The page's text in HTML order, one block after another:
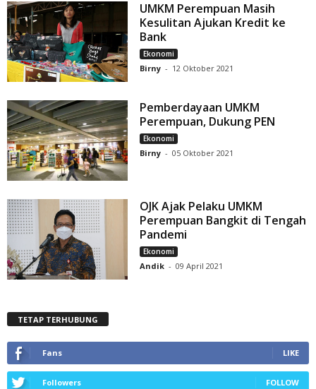
UMKM Perempuan Masih
Kesulitan Ajukan Kredit ke
Bank
Ekonomi
Birny - 12 Oktober 2021
Pemberdayaan UMKM
Perempuan, Dukung PEN
Ekonomi
Birny - 05 Oktober 2021
OJK Ajak Pelaku UMKM
Perempuan Bangkit di Tengah
Pandemi
Ekonomi
Andik - 09 April 2021
TETAP TERHUBUNG
Fans LIKE
Followers FOLLOW